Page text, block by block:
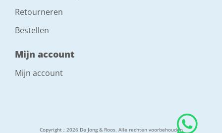
Retourneren
Bestellen
Mijn account
Mijn account
Copyright ; 2026 De Jong & Roos. Alle rechten voorbehouden